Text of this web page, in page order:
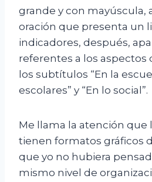
grande y con mayúscula,
oración que presenta un
indicadores, después,
referentes a los aspectos
los subtítulos “En la
escolares” y “En lo social”.
Me llama la atención que
tienen formatos gráficos
que yo no hubiera
mismo nivel de